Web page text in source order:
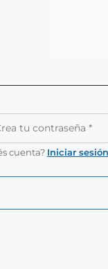
cuenta? Iniciar sesión